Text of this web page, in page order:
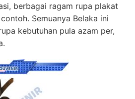
berbagai ragam rupa plakat
Semuanya Belaka ini
kebutuhan pula azam per,